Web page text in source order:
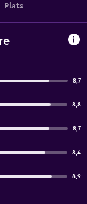
Plats
8,7
8,8
8,7
8,4
8,9